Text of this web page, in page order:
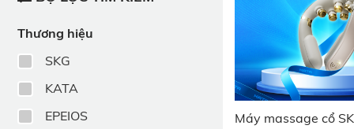
Thương hiệu
SKG
KATA
EPEIOS
Máy massage cổ